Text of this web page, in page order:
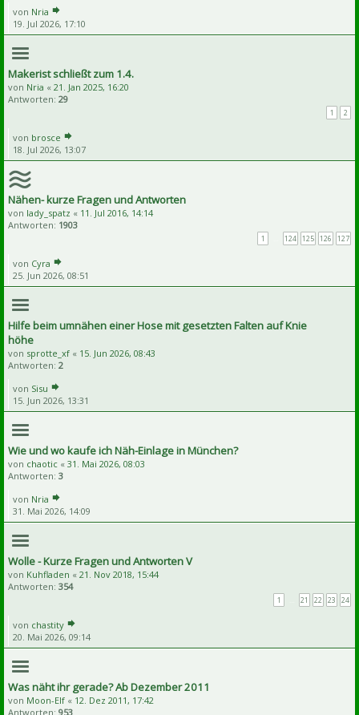
von Nria
19. Jul 2026, 17:10
Makerist schließt zum 1.4.
von Nria « 21. Jan 2025, 16:20
Antworten: 29
1 2
von brosce
18. Jul 2026, 13:07
Nähen- kurze Fragen und Antworten
von lady_spatz « 11. Jul 2016, 14:14
Antworten: 1903
1 124 125 126 127
von Cyra
25. Jun 2026, 08:51
Hilfe beim umnähen einer Hose mit gesetzten Falten auf Knie
höhe
von sprotte_xf « 15. Jun 2026, 08:43
Antworten: 2
von Sisu
15. Jun 2026, 13:31
Wie und wo kaufe ich Näh-Einlage in München?
von chaotic « 31. Mai 2026, 08:03
Antworten: 3
von Nria
31. Mai 2026, 14:09
Wolle - Kurze Fragen und Antworten V
von Kuhfladen « 21. Nov 2018, 15:44
Antworten: 354
1 21 22 23 24
von chastity
20. Mai 2026, 09:14
Was näht ihr gerade? Ab Dezember 2011
von Moon-Elf « 12. Dez 2011, 17:42
Antworten: 953